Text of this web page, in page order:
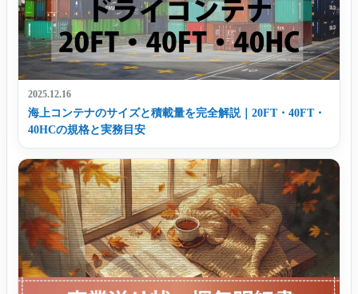
2025.12.16
海上コンテナのサイズと積載量を完全解説｜20FT・40FT・
40HCの規格と実務目安